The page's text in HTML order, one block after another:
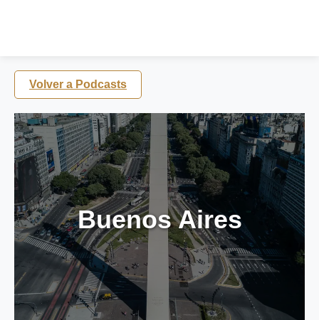
Volver a Podcasts
Buenos Aires